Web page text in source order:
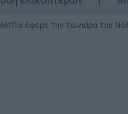
έφερε την ταινιάρα του